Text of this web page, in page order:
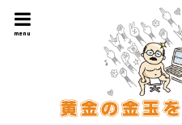
menu